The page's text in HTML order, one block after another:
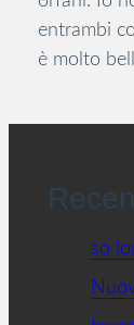
entrambi
è molto
so